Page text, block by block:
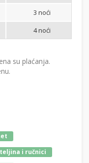
3 noći
4 noći
su plaćanja.
i ručnici